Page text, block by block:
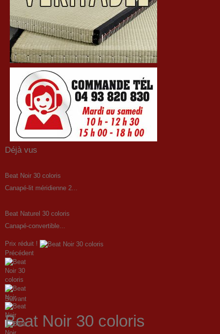
Déjà vus
Beat Noir 30 coloris
Canapé-lit méridienne 2...
Beat Naturel 30 coloris
Canapé-convertible...
Prix réduit !
Précédent
Suivant
Beat Noir 30 coloris